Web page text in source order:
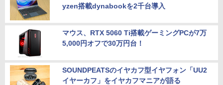
yzen搭載dynabookを2千台導入
マウス、RTX 5060 Ti搭載ゲーミングPCが7万
5,000円オフで30万円台！
SOUNDPEATSのイヤカフ型イヤフォン「UU2
イヤーカフ」をイヤカフマニアが語る